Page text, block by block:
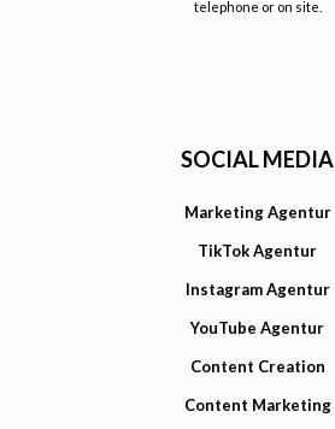
telephone or on site.
SOCIAL MEDIA
Marketing Agentur
TikTok Agentur
Instagram Agentur
YouTube Agentur
Content Creation
Content Marketing